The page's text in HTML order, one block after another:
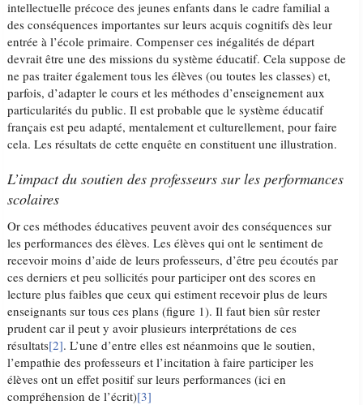
intellectuelle précoce des jeunes enfants dans le cadre familial a
des conséquences importantes sur leurs acquis cognitifs dès leur
entrée à l’école primaire. Compenser ces inégalités de départ
devrait être une des missions du système éducatif. Cela suppose de
ne pas traiter également tous les élèves (ou toutes les classes) et,
parfois, d’adapter le cours et les méthodes d’enseignement aux
particularités du public. Il est probable que le système éducatif
français est peu adapté, mentalement et culturellement, pour faire
cela. Les résultats de cette enquête en constituent une illustration.
L’impact du soutien des professeurs sur les performances
scolaires
Or ces méthodes éducatives peuvent avoir des conséquences sur
les performances des élèves. Les élèves qui ont le sentiment de
recevoir moins d’aide de leurs professeurs, d’être peu écoutés par
ces derniers et peu sollicités pour participer ont des scores en
lecture plus faibles que ceux qui estiment recevoir plus de leurs
enseignants sur tous ces plans (figure 1). Il faut bien sûr rester
prudent car il peut y avoir plusieurs interprétations de ces
résultats[2]. L’une d’entre elles est néanmoins que le soutien,
l’empathie des professeurs et l’incitation à faire participer les
élèves ont un effet positif sur leurs performances (ici en
compréhension de l’écrit)[3]